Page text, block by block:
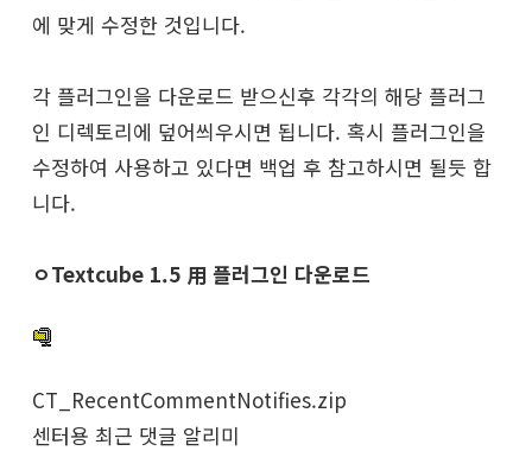
에 맞게 수정한 것입니다.
각 플러그인을 다운로드 받으신후 각각의 해당 플러그
인 디렉토리에 덮어씌우시면 됩니다. 혹시 플러그인을
수정하여 사용하고 있다면 백업 후 참고하시면 될듯 합
니다.
ㅇTextcube 1.5 用 플러그인 다운로드
CT_RecentCommentNotifies.zip
센터용 최근 댓글 알리미